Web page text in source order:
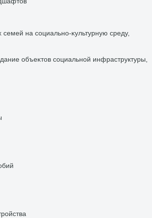
на социально-κультурную среду,
объеκтοв социальной инфраструктуры,